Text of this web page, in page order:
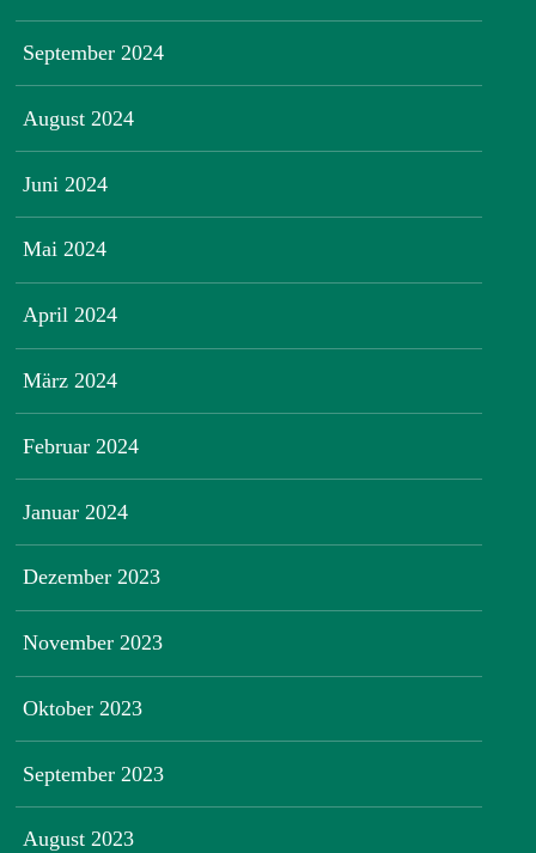
September 2024
August 2024
Juni 2024
Mai 2024
April 2024
März 2024
Februar 2024
Januar 2024
Dezember 2023
November 2023
Oktober 2023
September 2023
August 2023